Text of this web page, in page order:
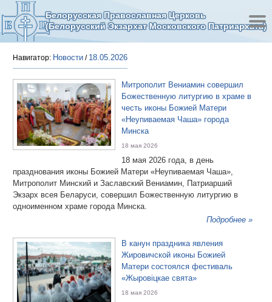
Белорусская Православная Церковь
(Белорусский Экзархат Московского Патриархата)
Навигатор: Новости / 18.05.2026
Митрополит Вениамин совершил
Божественную литургию в храме в
честь иконы Божией Матери
«Неупиваемая Чаша» города
Минска
18 мая 2026
18 мая 2026 года, в день
празднования иконы Божией Матери «Неупиваемая Чаша»,
Митрополит Минский и Заславский Вениамин, Патриарший
Экзарх всея Беларуси, совершил Божественную литургию в
одноименном храме города Минска.
Подробнее »
В канун праздника явления
Жировичской иконы Божией
Матери состоялся фестиваль
«Жыровiцкае свята»
18 мая 2026